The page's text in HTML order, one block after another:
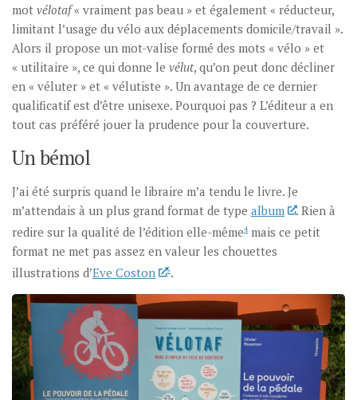
mot vélotaf« vraiment pas beau » et également « réducteur,
limitant l’usage du vélo aux déplacements domicile/travail ».
Alors il propose un mot-valise formé des mots « vélo » et
« utilitaire », ce qui donne le vélut, qu’on peut donc décliner
en « véluter » et « vélutiste ». Un avantage de ce dernier
qualificatif est d’être unisexe. Pourquoi pas ? L’éditeur a en
tout cas préféré jouer la prudence pour la couverture.
Un bémol
J’ai été surpris quand le libraire m’a tendu le livre. Je
m’attendais à un plus grand format de type album
. Rien à
redire sur la qualité de l’édition elle-même4 mais ce petit
format ne met pas assez en valeur les chouettes
illustrations d’Eve Coston 5.